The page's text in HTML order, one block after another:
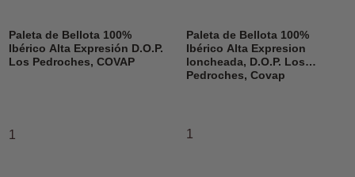
Paleta de Bellota 100%
Ibérico Alta Expresión D.O.P.
Los Pedroches, COVAP
1
Paleta de Bellota 100%
Ibérico Alta Expresion
loncheada, D.O.P. Los
Pedroches, Covap
1